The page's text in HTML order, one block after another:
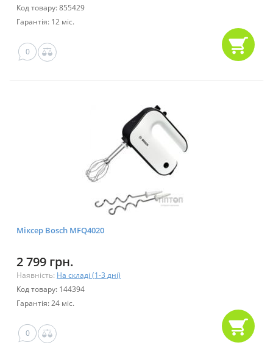
Код товару: 855429
Гарантія: 12 міс.
0
Міксер Bosch MFQ4020
2 799 грн.
Наявність: На складі (1-3 дні)
Код товару: 144394
Гарантія: 24 міс.
0